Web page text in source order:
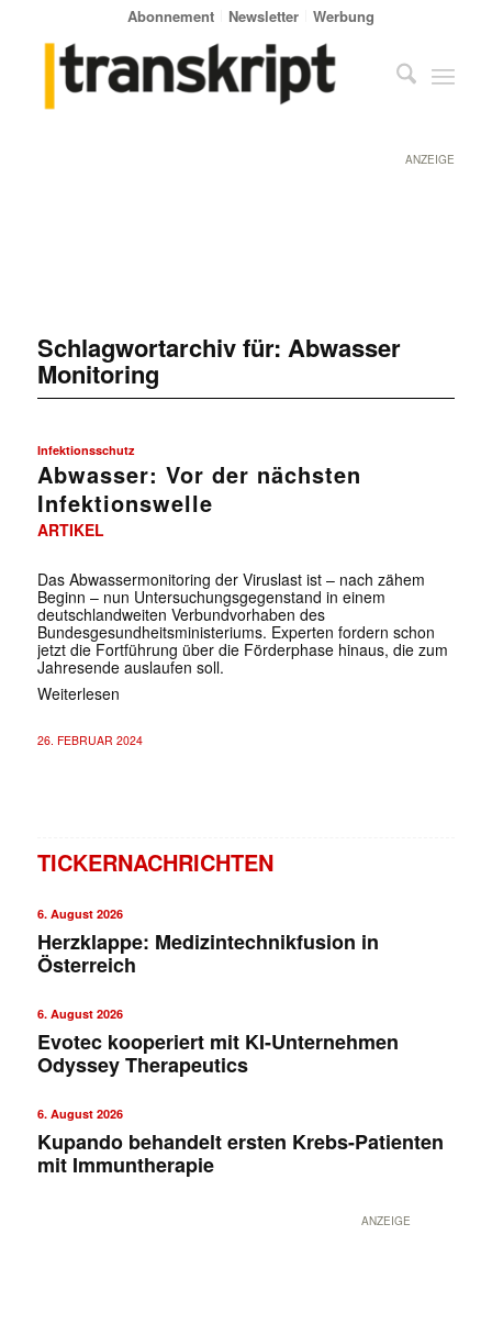
Abonnement Newsletter Werbung
ANZEIGE
Schlagwortarchiv für: Abwasser
Monitoring
Infektionsschutz
Abwasser: Vor der nächsten
Infektionswelle
ARTIKEL
Das Abwassermonitoring der Viruslast ist – nach zähem
Beginn – nun Untersuchungsgegenstand in einem
deutschlandweiten Verbundvorhaben des
Bundesgesundheitsministeriums. Experten fordern schon
jetzt die Fortführung über die Förderphase hinaus, die zum
Jahresende auslaufen soll.
Weiterlesen
26. FEBRUAR 2024
TICKERNACHRICHTEN
6. August 2026
Herzklappe: Medizintechnikfusion in
Österreich
6. August 2026
Evotec kooperiert mit KI-Unternehmen
Odyssey Therapeutics
6. August 2026
Kupando behandelt ersten Krebs-Patienten
mit Immuntherapie
ANZEIGE